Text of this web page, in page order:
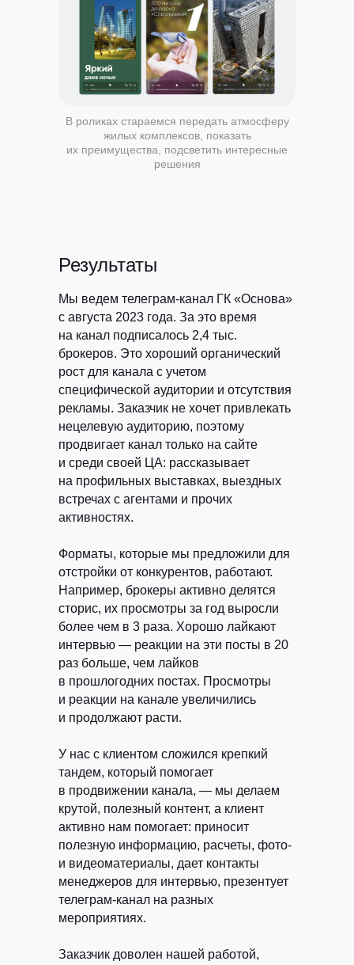
В роликах стараемся передать атмосферу
жилых комплексов, показать
их преимущества, подсветить интересные
решения
Результаты
Мы ведем телеграм-канал ГК «Основа»
с августа 2023 года. За это время
на канал подписалось 2,4 тыс.
брокеров. Это хороший органический
рост для канала с учетом
специфической аудитории и отсутствия
рекламы. Заказчик не хочет привлекать
нецелевую аудиторию, поэтому
продвигает канал только на сайте
и среди своей ЦА: рассказывает
на профильных выставках, выездных
встречах с агентами и прочих
активностях.
Форматы, которые мы предложили для
отстройки от конкурентов, работают.
Например, брокеры активно делятся
сторис, их просмотры за год выросли
более чем в 3 раза. Хорошо лайкают
интервью — реакции на эти посты в 20
раз больше, чем лайков
в прошлогодних постах. Просмотры
и реакции на канале увеличились
и продолжают расти.
У нас с клиентом сложился крепкий
тандем, который помогает
в продвижении канала, — мы делаем
крутой, полезный контент, а клиент
активно нам помогает: приносит
полезную информацию, расчеты, фото-
и видеоматериалы, дает контакты
менеджеров для интервью, презентует
телеграм-канал на разных
мероприятиях.
Заказчик доволен нашей работой,
Хочу получатьрассылку с советами,
статьями про контент-маркетинг и новостями
ОТПРАВИТЬ
Клиентам
Партнерская
программа
Авторам
Курсы
ЖИР
Рыба.fm